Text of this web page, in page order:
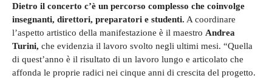
Dietro il concerto c’è un percorso complesso che coinvolge
insegnanti, direttori, preparatori e studenti. A coordinare
l’aspetto artistico della manifestazione è il maestro Andrea
Turini, che evidenzia il lavoro svolto negli ultimi mesi. “Quella
di quest’anno è il risultato di un lavoro lungo e articolato che
affonda le proprie radici nei cinque anni di crescita del progetto.